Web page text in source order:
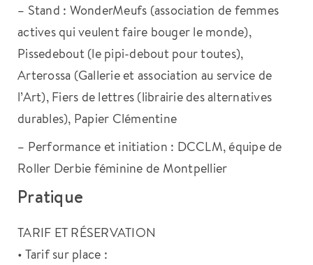
– Stand : WonderMeufs (association de femmes
actives qui veulent faire bouger le monde),
Pissedebout (le pipi-debout pour toutes),
Arterossa (Gallerie et association au service de
l’Art), Fiers de lettres (librairie des alternatives
durables), Papier Clémentine
– Performance et initiation : DCCLM, équipe de
Roller Derbie féminine de Montpellier
Pratique
TARIF ET RÉSERVATION
• Tarif sur place :